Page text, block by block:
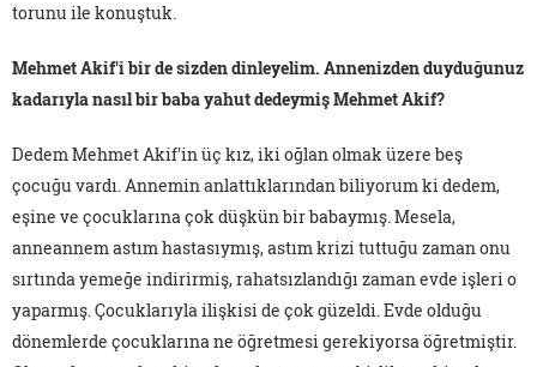
torunu ile konuştuk.
Mehmet Akif'i bir de sizden dinleyelim. Annenizden duyduğunuz
kadarıyla nasıl bir baba yahut dedeymiş Mehmet Akif?
Dedem Mehmet Akif'in üç kız, iki oğlan olmak üzere beş
çocuğu vardı. Annemin anlattıklarından biliyorum ki dedem,
eşine ve çocuklarına çok düşkün bir babaymış. Mesela,
anneannem astım hastasıymış, astım krizi tuttuğu zaman onu
sırtında yemeğe indirirmiş, rahatsızlandığı zaman evde işleri o
yaparmış. Çocuklarıyla ilişkisi de çok güzeldi. Evde olduğu
dönemlerde çocuklarına ne öğretmesi gerekiyorsa öğretmiştir.